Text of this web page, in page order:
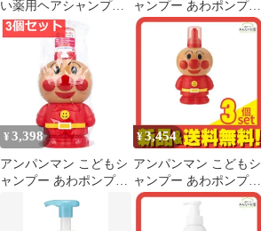
い薬用ヘアシャンプー
forキッズ 泡タイプ 本
体ポンプ 380mL
ャンプー あわポンプタ
イプ 本体 250mL 2個セ
ット まとめ売り
¥ 3,398
アンパンマン こどもシ
ャンプー あわポンプタ
イプ 250mL 3個セット
まとめ売り
¥3,454
アンパンマン こどもシ
ャンプー あわポンプタ
イプ 本体 250mL 3個セ
ット まとめ売り